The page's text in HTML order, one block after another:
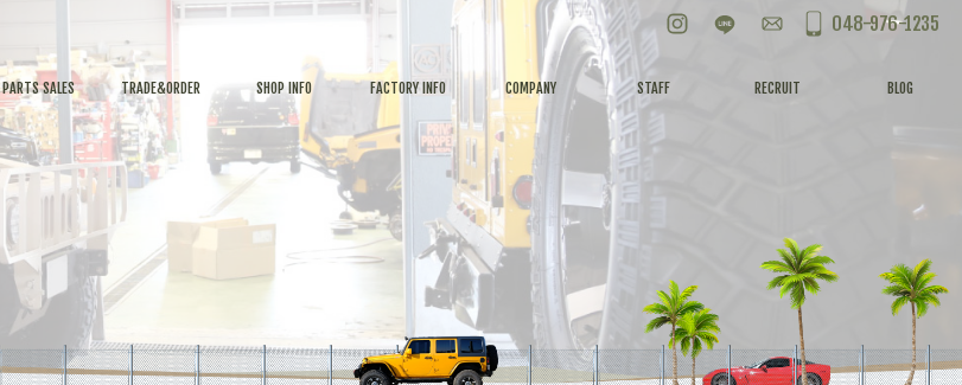
お問い合わせ
048-976-1235
PARTS SALES TRADE&ORDER SHOP INFO FACTORY INFO COMPANY STAFF RECRUIT BLOG